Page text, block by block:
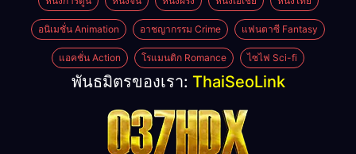
อนิเมชั่น Animation อาชญากรรม Crime แฟนตาซี Fantasy
แอคชั่น Action โรแมนติก Romance ไซไฟ Sci-fi
พันธมิตรของเรา: ThaiSeoLink